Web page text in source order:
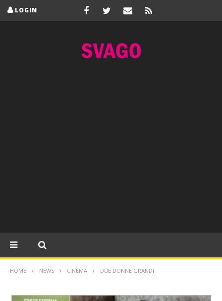
LOGIN
HOME NEWS CINEMA DUE DONNE GRANDI